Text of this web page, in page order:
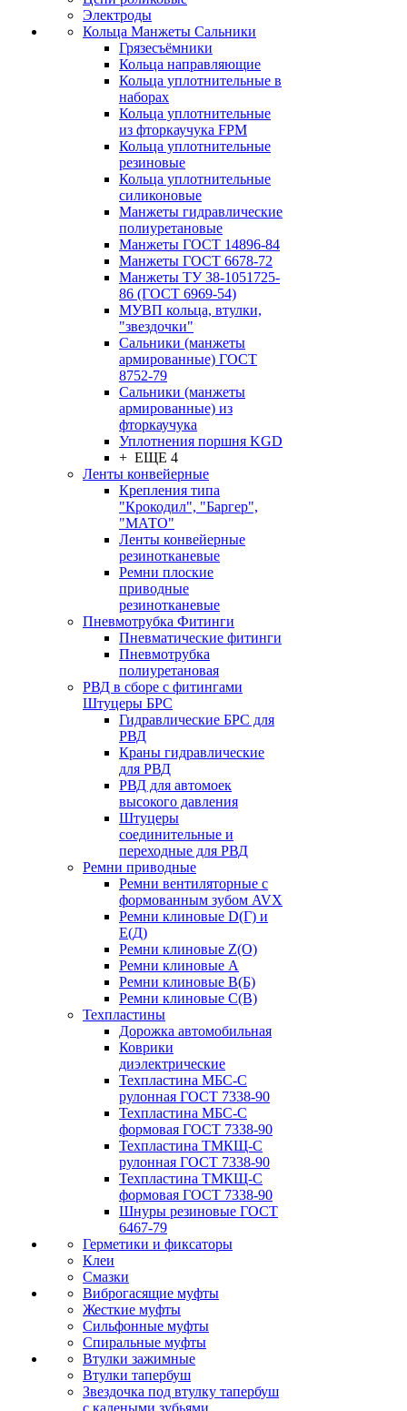
Электроды
Кольца Манжеты Сальники
Грязесъёмники
Кольца направляющие
Кольца уплотнительные в
наборах
Кольца уплотнительные
из фторкаучука FPM
Кольца уплотнительные
резиновые
Кольца уплотнительные
силиконовые
Манжеты гидравлические
полиуретановые
Манжеты ГОСТ 14896-84
Манжеты ГОСТ 6678-72
Манжеты ТУ 38-1051725-
86 (ГОСТ 6969-54)
МУВП кольца, втулки,
"звездочки"
Сальники (манжеты
армированные) ГОСТ
8752-79
Сальники (манжеты
армированные) из
фторкаучука
Уплотнения поршня KGD
+ ЕЩЕ 4
Ленты конвейерные
Крепления типа
"Крокодил", "Баргер",
"МАТО"
Ленты конвейерные
резинотканевые
Ремни плоские
приводные
резинотканевые
Пневмотрубка Фитинги
Пневматические фитинги
Пневмотрубка
полиуретановая
РВД в сборе с фитингами
Штуцеры БРС
Гидравлические БРС для
РВД
Краны гидравлические
для РВД
РВД для автомоек
высокого давления
Штуцеры
соединительные и
переходные для РВД
Ремни приводные
Ремни вентиляторные с
формованным зубом AVX
Ремни клиновые D(Г) и
Е(Д)
Ремни клиновые Z(О)
Ремни клиновые А
Ремни клиновые В(Б)
Ремни клиновые С(В)
Техпластины
Дорожка автомобильная
Коврики
диэлектрические
Техпластина МБС-С
рулонная ГОСТ 7338-90
Техпластина МБС-С
формовая ГОСТ 7338-90
Техпластина ТМКЩ-С
рулонная ГОСТ 7338-90
Техпластина ТМКЩ-С
формовая ГОСТ 7338-90
Шнуры резиновые ГОСТ
6467-79
Герметики и фиксаторы
Клеи
Смазки
Виброгасящие муфты
Жесткие муфты
Сильфонные муфты
Спиральные муфты
Втулки зажимные
Втулки тапербуш
Звездочка под втулку тапербуш
c калеными зубьями